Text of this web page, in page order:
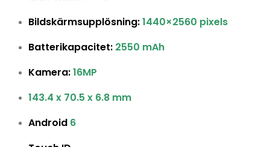
Bildskärmsupplösning:1440×2560 pixels
Batterikapacitet: 2550 mAh
Kamera:16MP
143.4 x 70.5 x 6.8 mm
Android 6